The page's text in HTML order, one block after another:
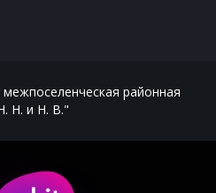
районная
Н. и Н. В."